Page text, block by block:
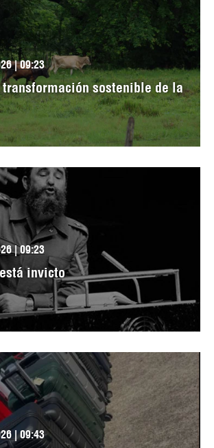
| 09:23
transformación sostenible de la
| 09:23
invicto
| 09:43